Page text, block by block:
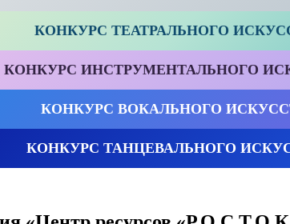
КОНКУРС ТЕАТРАЛЬНОГО
КОНКУРС ИНСТРУМЕНТАЛЬНОГО
КОНКУРС ВОКАЛЬНОГО
КОНКУРС ТАНЦЕВАЛЬНОГО